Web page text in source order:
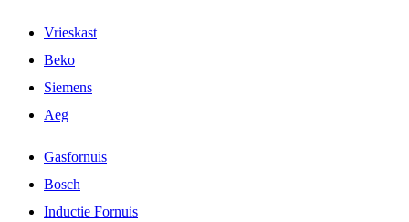
Vrieskast
Beko
Siemens
Aeg
Gasfornuis
Bosch
Inductie Fornuis